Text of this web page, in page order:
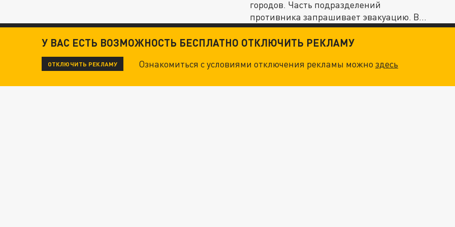
городов. Часть подразделений
противника запрашивает эвакуацию. В
города...
У ВАС ЕСТЬ ВОЗМОЖНОСТЬ БЕСПЛАТНО ОТКЛЮЧИТЬ РЕКЛАМУ
ОТКЛЮЧИТЬ РЕКЛАМУ Ознакомиться с условиями отключения рекламы можноздесь